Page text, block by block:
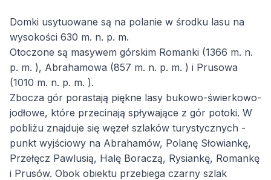
Domki usytuowane są na polanie w środku lasu na
wysokości 630 m. n. p. m.
Otoczone są masywem górskim Romanki (1366 m. n.
p. m. ), Abrahamowa (857 m. n. p. m. ) i Prusowa
(1010 m. n. p. m. ).
Zbocza gór porastają piękne lasy bukowo-świerkowo-
jodłowe, które przecinają spływające z gór potoki. W
pobliżu znajduje się węzeł szlaków turystycznych -
punkt wyjściowy na Abrahamów, Polanę Słowiankę,
Przełęcz Pawlusią, Halę Boraczą, Rysiankę, Romankę
i Prusów. Obok obiektu przebiega czarny szlak